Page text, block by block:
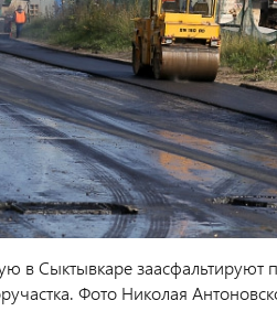
в Сыктывкаре
Фото Николая